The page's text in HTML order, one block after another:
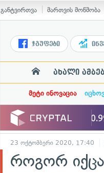
განტვირთვა მართვის მოწმობა
ჯგუფები
ახალი
მეტი ინოვაცია
23 ოქტომბერი 2020, 17:40
როგორ იქცა